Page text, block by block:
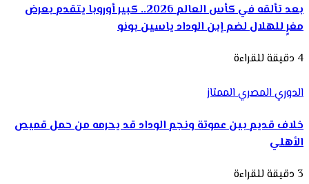
بعد تألقه في كأس العالم 2026.. كبير أوروبا يتقدم بعرض
مغرٍ للهلال لضم إبن الوداد ياسين بونو
4 دقيقة للقراءة
الدوري المصري الممتاز
خلاف قديم بين عموتة ونجم الوداد قد يحرمه من حمل قميص
الأهلي
3 دقيقة للقراءة